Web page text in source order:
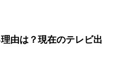
由は？現在のテレビ出